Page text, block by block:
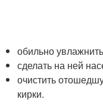
обильно
сделать на ней
очистить
кирки.